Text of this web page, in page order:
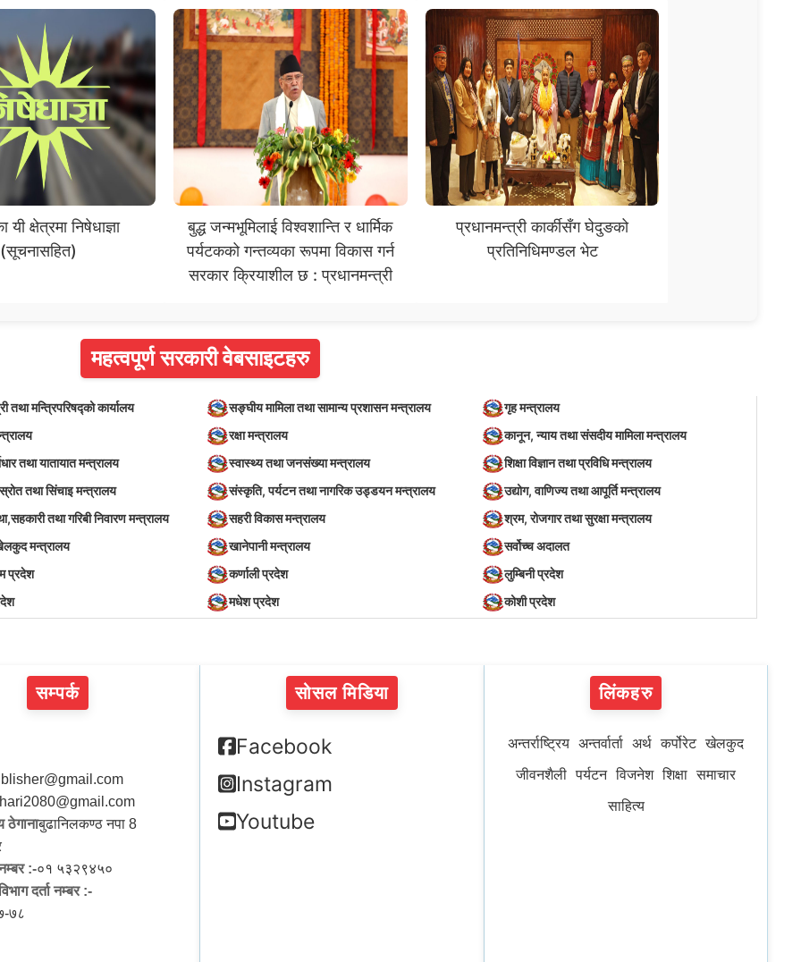
यी क्षेत्रमा निषेधाज्ञा
(सूचनासहित)
बुद्ध जन्मभूमिलाई विश्वशान्ति र धार्मिक
पर्यटकको गन्तव्यका रूपमा विकास गर्न
सरकार क्रियाशील छ : प्रधानमन्त्री
प्रधानमन्त्री कार्कीसँग घेदुङको
प्रतिनिधिमण्डल भेट
महत्वपूर्ण सरकारी वेबसाइटहरु
तथा मन्त्रिपरिषद्को कार्यालय सङ्घीय मामिला तथा सामान्य प्रशासन मन्त्रालय
गृह मन्त्रालय
रक्षा मन्त्रालय
कानून, न्याय तथा संसदीय मामिला मन्त्रालय
तथा यातायात मन्त्रालय स्वास्थ्य तथा जनसंख्या मन्त्रालय
शिक्षा विज्ञान तथा प्रविधि मन्त्रालय
तथा सिंचाइ मन्त्रालय संस्कृति, पर्यटन तथा नागरिक उड्डयन मन्त्रालय
उद्योग, वाणिज्य तथा आपूर्ति मन्त्रालय
तथा गरिबी निवारण मन्त्रालय सहरी विकास मन्त्रालय
श्रम, रोजगार तथा सुरक्षा मन्त्रालय
मन्त्रालय खानेपानी मन्त्रालय
सर्वोच्च अदालत
प्रदेश कर्णाली प्रदेश
लुम्बिनी प्रदेश
मधेश प्रदेश कोशी प्रदेश
सम्पर्क
ठेगानाबुढानिलकण्ठ नपा 8
:-०१ ५३२९४५०
दर्ता नम्बर :-
७८
सोसल मिडिया
Facebook
Instagram
Youtube
लिंकहरु
अन्तर्राष्ट्रिय अन्तर्वार्ता अर्थ कर्पोरेट खेलकुद
जीवनशैली पर्यटन विजनेश शिक्षा समाचार
साहित्य